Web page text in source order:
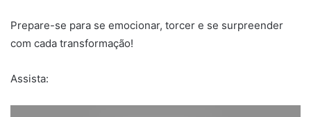
Prepare-se para se emocionar, torcer e se surpreender
com cada transformação!
Assista: